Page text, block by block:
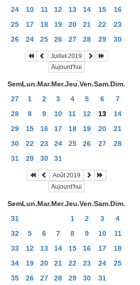
24
10 11 12 13 14 15
16
25
17 18 19 20 21 22
23
26
24 25 26 27 28 29 30
Juillet 2019
Aujourd'hui
SemLun.Mar.Mer.Jeu.Ven.Sam.Dim.
27
1 2 3 4 5 6
7
28
8 9 10 11 12 13
14
29
15 16 17 18 19 20
21
30
22 23 24 25 26 27
28
31
29 30 31
Août 2019
Aujourd'hui
SemLun.Mar.Mer.Jeu.Ven.Sam.Dim.
31
1 2 3
4
32
5 6 7 8 9 10
11
33
12 13 14 15 16 17
18
34
19 20 21 22 23 24
25
35
26 27 28 29 30
31